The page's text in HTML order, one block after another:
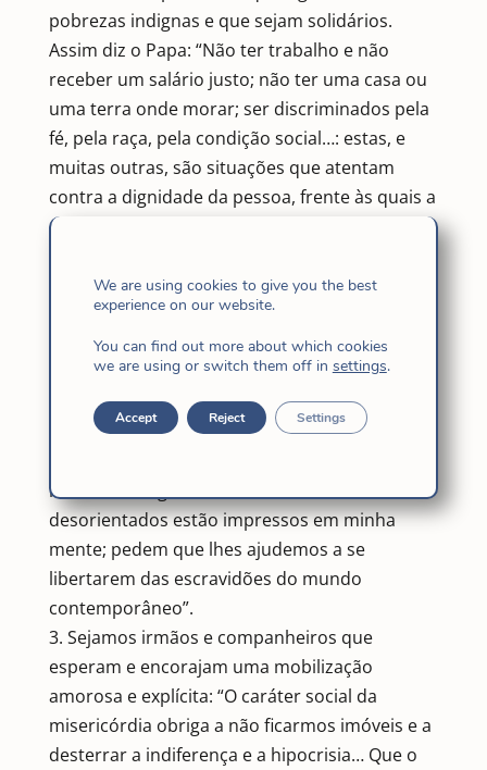
pobrezas indignas e que sejam solidários.
Assim diz o Papa: “Não ter trabalho e não
receber um salário justo; não ter uma casa ou
uma terra onde morar; ser discriminados pela
fé, pela raça, pela condição social…: estas, e
muitas outras, são situações que atentam
contra a dignidade da pessoa, frente às quais a
ação misericordiosa dos cristãos responde,
solidariedade”.
2. Aprendamos também a ser irmãos e
companheiros, que ajudem a restituir a
dignidade das pessoas, em especial das
crianças. Como coloca o Papa: “Pensemos
somente nos meninos e meninas que sofrem
roubam a alegria da vida. Seus rostos tristes e
desorientados estão impressos em minha
mente; pedem que lhes ajudemos a se
libertarem das escravidões do mundo
contemporâneo”.
3. Sejamos irmãos e companheiros que
esperam e encorajam uma mobilização
amorosa e explícita: “O caráter social da
misericórdia obriga a não ficarmos imóveis e a
desterrar a indiferença e a hipocrisia… Que o
We are using cookies to give you the best
experience on our website.
You can find out more about which cookies
we are using or switch them off in settings.
Accept Reject Settings